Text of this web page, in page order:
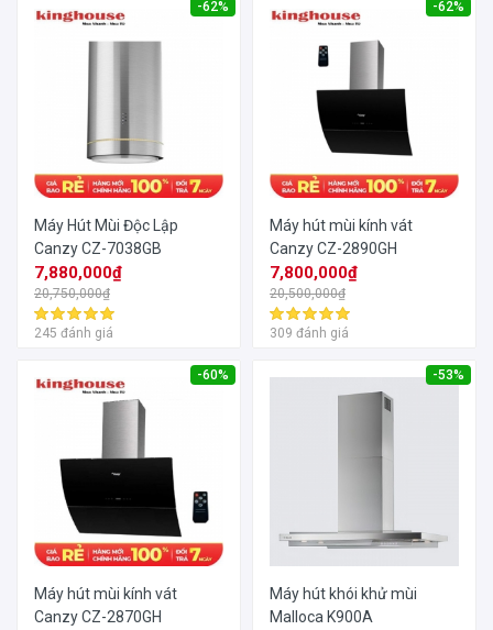
-62%
Máy Hút Mùi Độc Lập
Canzy CZ-7038GB
7,880,000₫
20,750,000₫
245 đánh giá
-62%
Máy hút mùi kính vát
Canzy CZ-2890GH
7,800,000₫
20,500,000₫
309 đánh giá
-60%
Máy hút mùi kính vát
Canzy CZ-2870GH
-53%
Máy hút khói khử mùi
Malloca K900A